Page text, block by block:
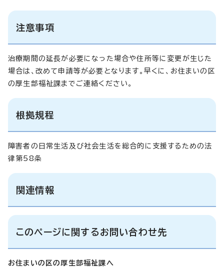
注意事項
治療期間の延長が必要になった場合や住所等に変更が生じた
場合は、改めて申請等が必要となります。早くに、お住まいの区
の厚生部福祉課までご連絡ください。
根拠規程
障害者の日常生活及び社会生活を総合的に支援するための法
律第58条
関連情報
このページに関するお問い合わせ先
お住まいの区の厚生部福祉課へ